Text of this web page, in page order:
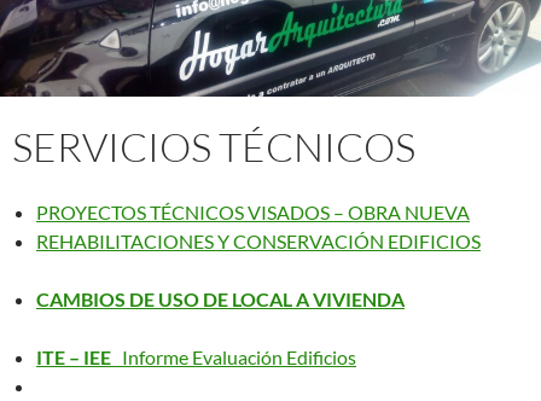
SERVICIOS TÉCNICOS
PROYECTOS TÉCNICOS VISADOS – OBRA NUEVA
REHABILITACIONES Y CONSERVACIÓN EDIFICIOS
CAMBIOS DE USO DE LOCAL A VIVIENDA
ITE – IEE Informe Evaluación Edificios